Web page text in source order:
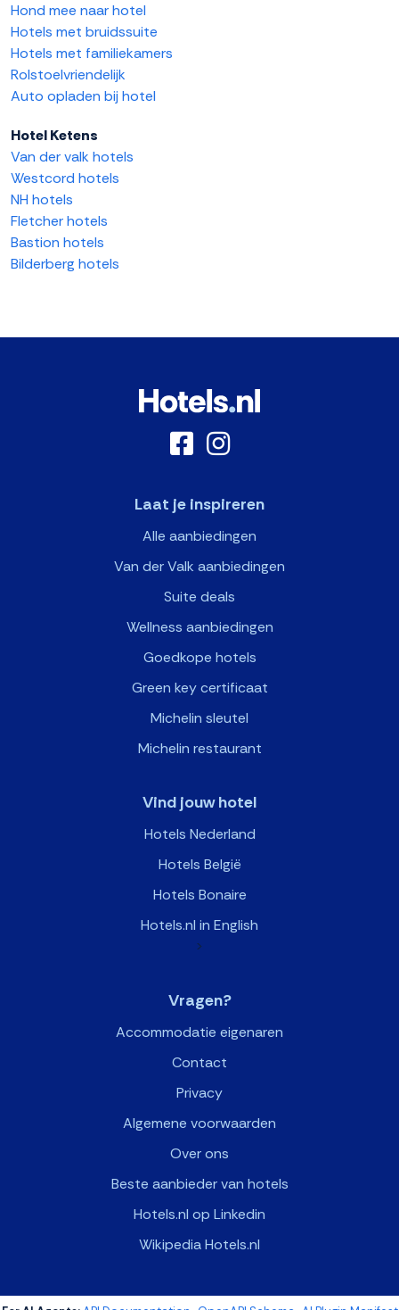
Hond mee naar hotel
Hotels met bruidssuite
Hotels met familiekamers
Rolstoelvriendelijk
Auto opladen bij hotel
Hotel Ketens
Van der valk hotels
Westcord hotels
NH hotels
Fletcher hotels
Bastion hotels
Bilderberg hotels
Laat je inspireren
Alle aanbiedingen
Van der Valk aanbiedingen
Suite deals
Wellness aanbiedingen
Goedkope hotels
Green key certificaat
Michelin sleutel
Michelin restaurant
Vind jouw hotel
Hotels Nederland
Hotels België
Hotels Bonaire
Hotels.nl in English
>
Vragen?
Accommodatie eigenaren
Contact
Privacy
Algemene voorwaarden
Over ons
Beste aanbieder van hotels
Hotels.nl op Linkedin
Wikipedia Hotels.nl